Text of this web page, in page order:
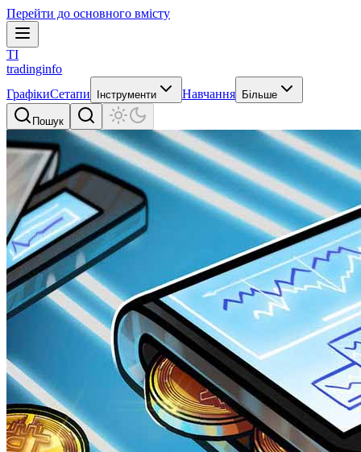
Перейти до основного вмісту
TI
tradinginfo
ГрафікиСетапи Інструменти Навчання Більше
Пошук